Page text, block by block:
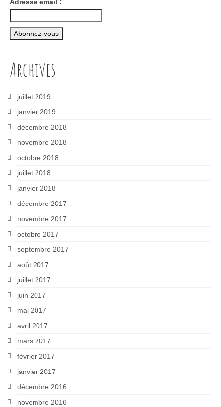
Adresse email :
Archives
juillet 2019
janvier 2019
décembre 2018
novembre 2018
octobre 2018
juillet 2018
janvier 2018
décembre 2017
novembre 2017
octobre 2017
septembre 2017
août 2017
juillet 2017
juin 2017
mai 2017
avril 2017
mars 2017
février 2017
janvier 2017
décembre 2016
novembre 2016